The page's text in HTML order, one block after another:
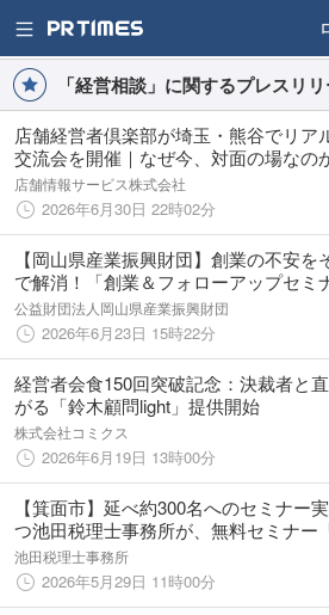
「経営相談」に関するプレスリ
店舗経営者倶楽部が埼玉・熊谷でリア
交流会を開催｜なぜ今、対面の場なの
店舗情報サービス株式会社
2026年6月30日 22時02分
【岡山県産業振興財団】創業の不安を
で解消！「創業＆フォローアップセミ
を7月4日に開催
公益財団法人岡山県産業振興財団
2026年6月23日 15時22分
経営者会食150回突破記念：決裁者と
がる「鈴木顧問light」提供開始
株式会社コミクス
2026年6月19日 13時00分
【箕面市】延べ約300名へのセミナー
つ池田税理士事務所が、無料セミナー
書の活かし方」を6月19日に開催
池田税理士事務所
2026年5月29日 11時00分